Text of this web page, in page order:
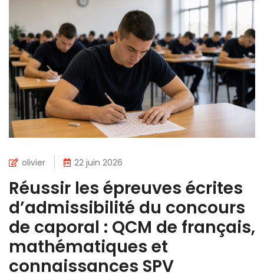
olivier 22 juin 2026
Réussir les épreuves écrites
d’admissibilité du concours
de caporal : QCM de français,
mathématiques et
connaissances SPV